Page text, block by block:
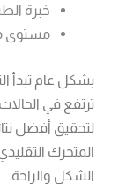
خبرة
مستوى
بشكل عام تبدأ
ترتفع في
لتحقيق أفضل
المتحرك
الشكل والراحة.